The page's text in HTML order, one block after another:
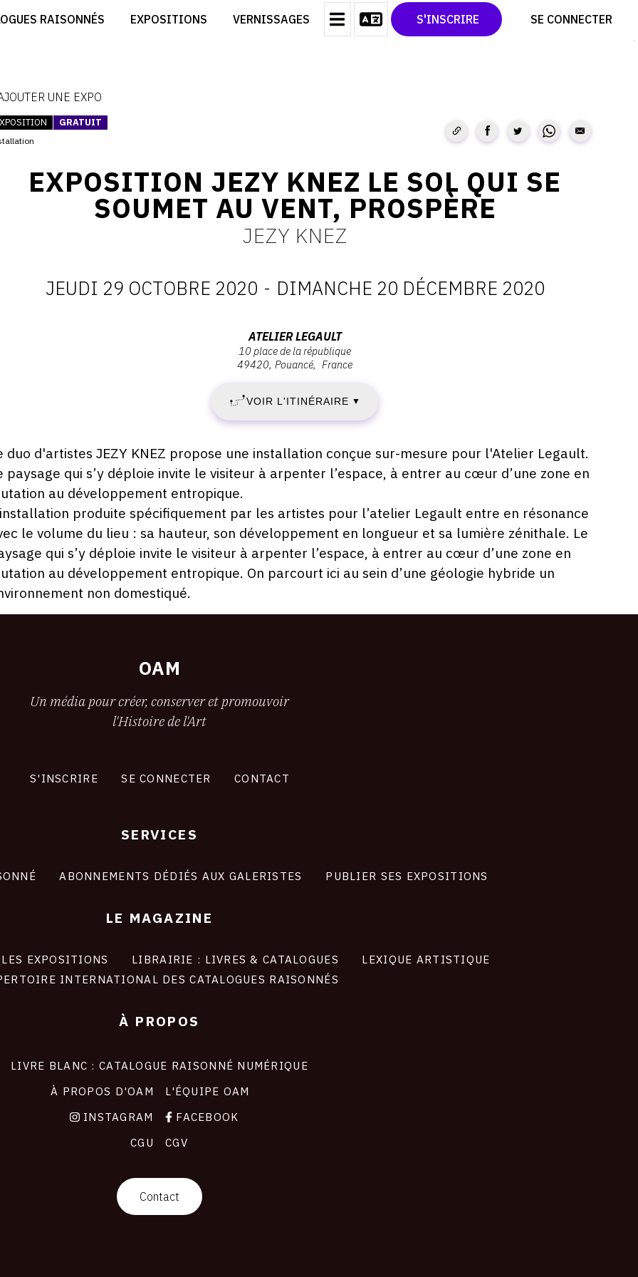
RAISONNÉS EXPOSITIONS VERNISSAGES S'INSCRIRE SE CONNECTER
CRÉER SON CATALOGUE D'EXPO
CONTACT
CGU
TWITTER
PINTEREST
UNE EXPO
GRATUIT
EXPOSITION JEZY KNEZ LE SOL QUI SE
SOUMET AU VENT, PROSPÈRE
JEZY KNEZ
:
JEUDI
29
OCTOBRE
2020
-
DIMANCHE
20
DÉCEMBRE
JEUDI 29 OCTOBRE 2020 - DIMANCHE 20 DÉCEMBRE 2020
la
République,
49420
Pouancé
ATELIER LEGAULT
10 place de la république
49420 Pouancé France
VOIR L'ITINÉRAIRE ▼
duo d'artistes JEZY KNEZ propose une installation conçue sur-mesure pour l'Atelier Legault.
paysage qui s’y déploie invite le visiteur à arpenter l’espace, à entrer au cœur d’une zone en
au développement entropique.
produite spécifiquement par les artistes pour l’atelier Legault entre en résonance
le volume du lieu : sa hauteur, son développement en longueur et sa lumière zénithale. Le
qui s’y déploie invite le visiteur à arpenter l’espace, à entrer au cœur d’une zone en
au développement entropique. On parcourt ici au sein d’une géologie hybride un
non domestiqué.
OAM
Un média pour créer, conserver et promouvoir
l'Histoire de l'Art
S'INSCRIRE SE CONNECTER CONTACT
SERVICES
ABONNEMENTS DÉDIÉS AUX GALERISTES PUBLIER SES EXPOSITIONS
LE MAGAZINE
LES EXPOSITIONS LIBRAIRIE : LIVRES & CATALOGUES
LEXIQUE ARTISTIQUE
INTERNATIONAL DES CATALOGUES RAISONNÉS
À PROPOS
LIVRE BLANC : CATALOGUE RAISONNÉ NUMÉRIQUE
À PROPOS D'OAM
L'ÉQUIPE OAM
INSTAGRAM
FACEBOOK
CGU
CGV
Contact